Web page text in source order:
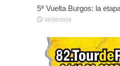
5ª Vuelta Burgos: la
08/08/2026